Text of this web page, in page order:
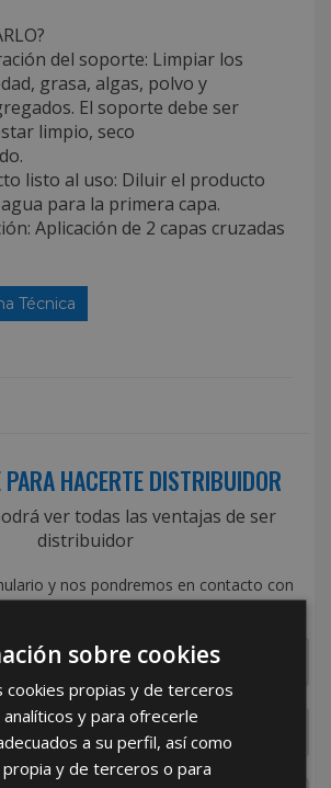
del soporte: Limpiar los
grasa, algas, polvo y
El soporte debe ser
limpio, seco
listo al uso: Diluir el producto
para la primera capa.
Aplicación de 2 capas cruzadas
Técnica
PARA HACERTE DISTRIBUIDOR
ver todas las ventajas de ser
distribuidor
y nos pondremos en contacto con
en el menor tiempo posible
sobre cookies
cookies propias y de terceros
y para ofrecerle
a su perfil, así como
propia y de terceros o para